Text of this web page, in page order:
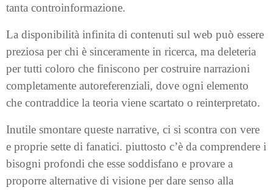
tanta controinformazione.
La disponibilità infinita di contenuti sul web può essere
preziosa per chi è sinceramente in ricerca, ma deleteria
per tutti coloro che finiscono per costruire narrazioni
completamente autoreferenziali, dove ogni elemento
che contraddice la teoria viene scartato o reinterpretato.
Inutile smontare queste narrative, ci si scontra con vere
e proprie sette di fanatici. piuttosto c’è da comprendere i
bisogni profondi che esse soddisfano e provare a
proporre alternative di visione per dare senso alla